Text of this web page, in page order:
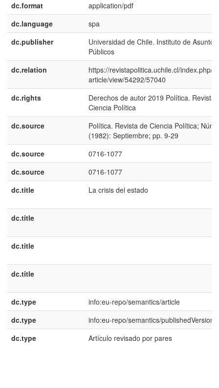
dc.format
application/pdf
dc.language
spa
dc.publisher
Universidad de Chile. Instituto de Asuntos
Públicos
dc.relation
https://revistapolitica.uchile.cl/index.php/
article/view/54292/57040
dc.rights
Derechos de autor 2019 Política. Revista
Ciencia Política
dc.source
Política. Revista de Ciencia Política;
(1982): Septiembre; pp. 9-29
dc.source
0716-1077
dc.source
0716-1077
dc.title
La crisis del estado
dc.title
dc.title
dc.title
dc.type
info:eu-repo/semantics/article
dc.type
info:eu-repo/semantics/publishedVersion
dc.type
Artículo revisado por pares